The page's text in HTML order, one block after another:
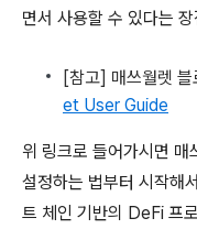
면서 사용할 수 있다는
[참고] 매쓰월렛 블
et User Guide
위 링크로 들어가시면 매
설정하는 법부터 시작해
트 체인 기반의 DeFi 프